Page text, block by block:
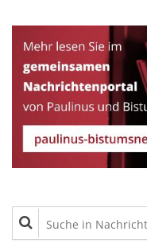
Suche in Nachrichten